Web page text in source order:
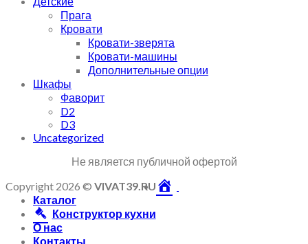
Прага
Кровати
Кровати-зверята
Кровати-машины
Дополнительные опции
Шкафы
Фаворит
D2
D3
Uncategorized
Не является публичной офертой
Copyright 2026 © VIVAT39.RU
Каталог
Конструктор кухни
О нас
Контакты